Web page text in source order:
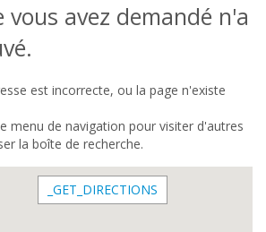
vous avez demandé n'a
est incorrecte, ou la page n'existe
menu de navigation pour visiter d'autres
la boîte de recherche.
_GET_DIRECTIONS